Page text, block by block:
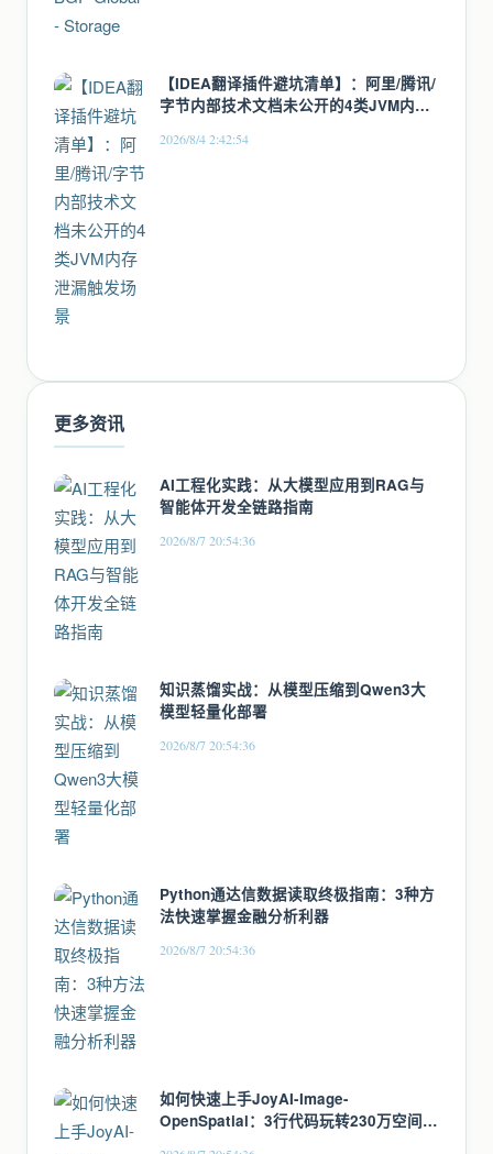
【IDEA翻译插件避坑清单】：阿里/腾讯/
字节内部技术文档未公开的4类JVM内存
2026/8/4 2:42:54
更多资讯
AI工程化实践：从大模型应用到RAG与
智能体开发全链路指南
2026/8/7 20:54:36
知识蒸馏实战：从模型压缩到Qwen3大
模型轻量化部署
2026/8/7 20:54:36
Python通达信数据读取终极指南：3种方
法快速掌握金融分析利器
2026/8/7 20:54:36
如何快速上手JoyAI-Image-
OpenSpatial：3行代码玩转230万空间问